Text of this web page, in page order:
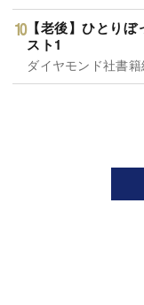
【老後】ひとりぼ
スト1
ダイヤモンド社書